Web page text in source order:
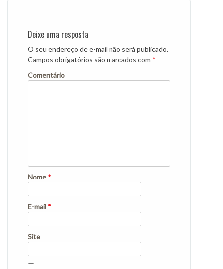
Deixe uma resposta
O seu endereço de e-mail não será publicado.
Campos obrigatórios são marcados com *
Comentário
Nome *
E-mail *
Site